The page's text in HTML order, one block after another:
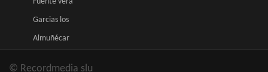
Garcias los
Almuñécar
© Recordmedia slu